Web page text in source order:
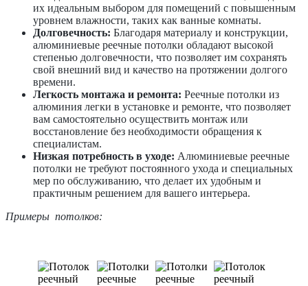
их идеальным выбором для помещений с повышенным
уровнем влажности, таких как ванные комнаты.
Долговечность: Благодаря материалу и конструкции,
алюминиевые реечные потолки обладают высокой
степенью долговечности, что позволяет им сохранять
свой внешний вид и качество на протяжении долгого
времени.
Легкость монтажа и ремонта: Реечные потолки из
алюминия легки в установке и ремонте, что позволяет
вам самостоятельно осуществить монтаж или
восстановление без необходимости обращения к
специалистам.
Низкая потребность в уходе: Алюминиевые реечные
потолки не требуют постоянного ухода и специальных
мер по обслуживанию, что делает их удобным и
практичным решением для вашего интерьера.
Примеры потолков: